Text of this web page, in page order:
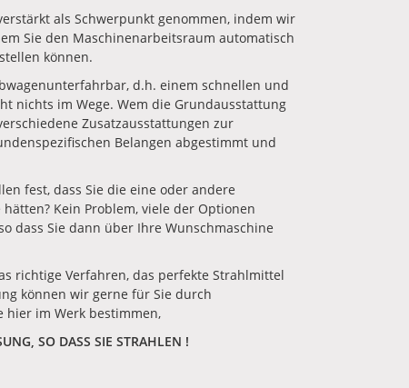
als Schwerpunkt genommen, indem wir
Sie den Maschinenarbeitsraum automatisch
können.
d.h. einem schnellen und
nichts im Wege. Wem die Grundausstattung
Zusatzausstattungen zur
Belangen abgestimmt und
fest, dass Sie die eine oder andere
Kein Problem, viele der Optionen
dass Sie dann über Ihre Wunschmaschine
richtige Verfahren, das perfekte Strahlmittel
können wir gerne für Sie durch
hier im Werk bestimmen,
SO DASS SIE STRAHLEN !